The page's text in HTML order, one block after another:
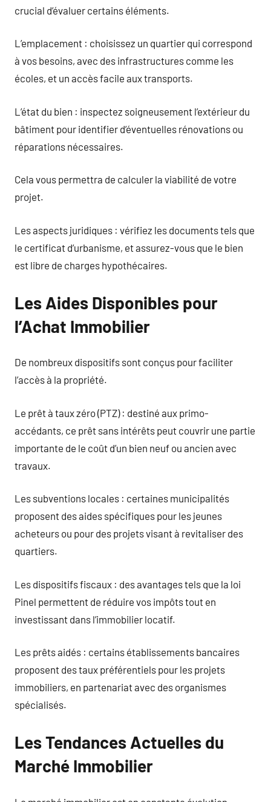
crucial d’évaluer certains éléments.
L’emplacement : choisissez un quartier qui correspond
à vos besoins, avec des infrastructures comme les
écoles, et un accès facile aux transports.
L’état du bien : inspectez soigneusement l’extérieur du
bâtiment pour identifier d’éventuelles rénovations ou
réparations nécessaires.
Cela vous permettra de calculer la viabilité de votre
projet.
Les aspects juridiques : vérifiez les documents tels que
le certificat d’urbanisme, et assurez-vous que le bien
est libre de charges hypothécaires.
Les Aides Disponibles pour
l’Achat Immobilier
De nombreux dispositifs sont conçus pour faciliter
l’accès à la propriété.
Le prêt à taux zéro (PTZ) : destiné aux primo-
accédants, ce prêt sans intérêts peut couvrir une partie
importante de le coût d’un bien neuf ou ancien avec
travaux.
Les subventions locales : certaines municipalités
proposent des aides spécifiques pour les jeunes
acheteurs ou pour des projets visant à revitaliser des
quartiers.
Les dispositifs fiscaux : des avantages tels que la loi
Pinel permettent de réduire vos impôts tout en
investissant dans l’immobilier locatif.
Les prêts aidés : certains établissements bancaires
proposent des taux préférentiels pour les projets
immobiliers, en partenariat avec des organismes
spécialisés.
Les Tendances Actuelles du
Marché Immobilier